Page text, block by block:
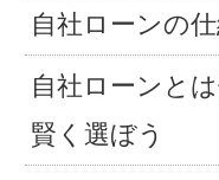
自社ローンの
自社ローンと
賢く選ぼう